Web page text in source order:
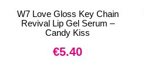
W7 Love Gloss Key Chain
Revival Lip Gel Serum –
Candy Kiss
€5.40